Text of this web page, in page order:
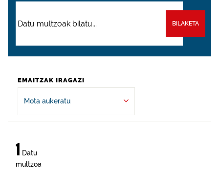
BILAKETA
EMAITZAK IRAGAZI
Mota aukeratu
1 Datu
multzoa